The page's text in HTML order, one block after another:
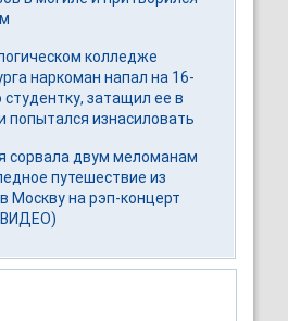
колледже
наркоман напал на 16-
затащил ее в
попытался изнасиловать
сорвала двум меломанам
путешествие из
Москву на рэп-концерт